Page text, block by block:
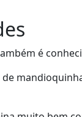
é
de